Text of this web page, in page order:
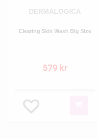
DERMALOGICA
Clearing Skin Wash Big Size
579 kr